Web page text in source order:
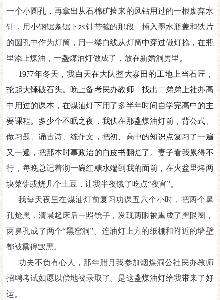
一个小圆孔，再拿出从石棉矿捡来的风钻用过的一根废弃水
针，用小钢锯条锯下水针带箍的那段，插入墨水瓶盖和铁片
的圆孔中作为灯筒，用一缕白线从灯筒中穿过做灯捻，在瓶
里添上煤油，一盏煤油灯做成了，放在新婚洞房里。
1977年冬天，我白天在大队整大寨田的工地上当石匠，
抡起大锤破石头。晚上备考民办教师，找出二弟弟上社办高
中用过的课本，在煤油灯下用了多半年时间 自学完高中的主
要课程。多少个不眠之夜，我伏在那盏煤油灯前，背公式、
做习题、诵古诗、练作文， 把初、高中的知识点复习了一遍
又一遍，把那本时事政治的白皮书翻烂了。妻子看我累得不
行，每晚总记着沏一碗红糖水端到我的面前，在火盆里烤两
块菜饼或烧几个土豆，让我半夜饿了吃点“夜宵”。
我每天夜里在煤油灯前复习功课五六个小时，把两个鼻
孔炝黑，清晨起床后一照镜子，发现两眼被熏成了黑眼圈，
两鼻孔成了两个“黑窑洞”。连油灯上方的纸棚和附近的墙壁
都被熏得黢黑。
功夫不负有心人，那年腊月我参加烟煤洞公社民办教师
招聘考试如愿以偿地被录取了。是这盏煤油灯给我带来了好
运。